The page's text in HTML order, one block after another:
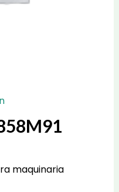
maquinaria